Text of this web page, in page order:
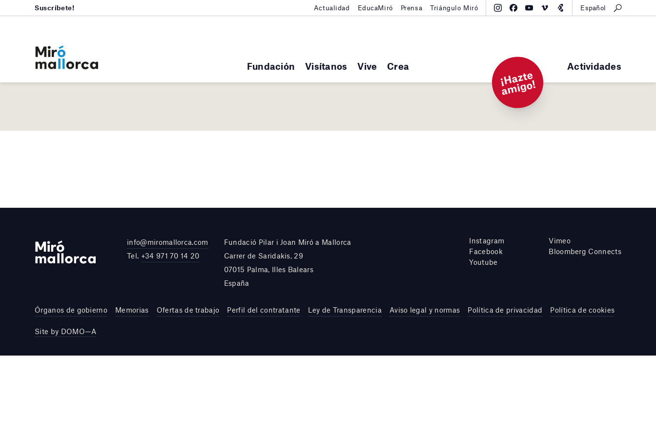
Fundación Visítanos Vive Crea Actividades
Suscríbete! Actualidad EducaMiró Prensa Triángulo Miró Español
¡
H
a
zt
e
a
mi
g
o!
info@miromallorca.com
Tel. +34 971 70 14 20
Fundació Pilar i Joan Miró a Mallorca
Carrer de Saridakis, 29
07015 Palma, Illes Balears
España
Instagram
Facebook
Youtube
Vimeo
Bloomberg Connects
Órganos de gobierno Memorias Ofertas de trabajo Perfil del contratante Ley de Transparencia Aviso legal y normas Política de privacidad Política de cookies
Site by DOMO—A